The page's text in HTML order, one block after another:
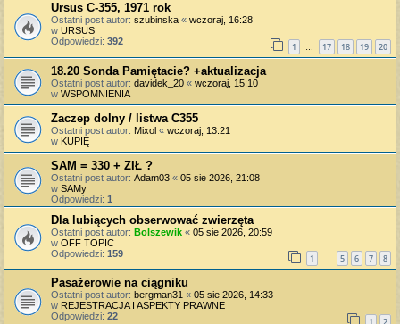
Ursus C-355, 1971 rok
Ostatni post autor: szubinska « wczoraj, 16:28
w URSUS
Odpowiedzi: 392 1 … 17 18 19 20
18.20 Sonda Pamiętacie? +aktualizacja
Ostatni post autor: davidek_20 « wczoraj, 15:10
w WSPOMNIENIA
Zaczep dolny / listwa C355
Ostatni post autor: Mixol « wczoraj, 13:21
w KUPIĘ
SAM = 330 + ZIŁ ?
Ostatni post autor: Adam03 « 05 sie 2026, 21:08
w SAMy
Odpowiedzi: 1
Dla lubiących obserwować zwierzęta
Ostatni post autor: Bolszewik « 05 sie 2026, 20:59
w OFF TOPIC
Odpowiedzi: 159 1 5 6 7 8
Pasażerowie na ciągniku
Ostatni post autor: bergman31 « 05 sie 2026, 14:33
w REJESTRACJA I ASPEKTY PRAWNE
Odpowiedzi: 22